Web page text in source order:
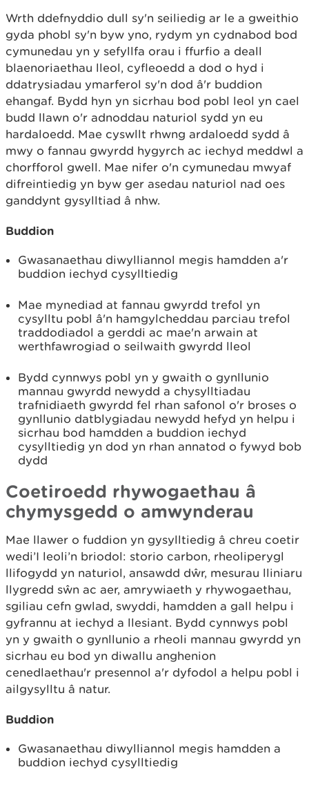
Wrth ddefnyddio dull sy'n seiliedig ar le a gweithio
gyda phobl sy'n byw yno, rydym yn cydnabod bod
cymunedau yn y sefyllfa orau i ffurfio a deall
blaenoriaethau lleol, cyfleoedd a dod o hyd i
ddatrysiadau ymarferol sy'n dod â'r buddion
ehangaf. Bydd hyn yn sicrhau bod pobl leol yn cael
budd llawn o'r adnoddau naturiol sydd yn eu
hardaloedd. Mae cyswllt rhwng ardaloedd sydd â
mwy o fannau gwyrdd hygyrch ac iechyd meddwl a
chorfforol gwell. Mae nifer o'n cymunedau mwyaf
difreintiedig yn byw ger asedau naturiol nad oes
ganddynt gysylltiad â nhw.
Buddion
Gwasanaethau diwylliannol megis hamdden a'r
buddion iechyd cysylltiedig
Mae mynediad at fannau gwyrdd trefol yn
cysylltu pobl â'n hamgylcheddau parciau trefol
traddodiadol a gerddi ac mae'n arwain at
werthfawrogiad o seilwaith gwyrdd lleol
Bydd cynnwys pobl yn y gwaith o gynllunio
mannau gwyrdd newydd a chysylltiadau
trafnidiaeth gwyrdd fel rhan safonol o'r broses o
gynllunio datblygiadau newydd hefyd yn helpu i
sicrhau bod hamdden a buddion iechyd
cysylltiedig yn dod yn rhan annatod o fywyd bob
dydd
Coetiroedd rhywogaethau â
chymysgedd o amwynderau
Mae llawer o fuddion yn gysylltiedig â chreu coetir
wedi’I leoli’n briodol: storio carbon, rheoliperygl
llifogydd yn naturiol, ansawdd dŵr, mesurau lliniaru
llygredd sŵn ac aer, amrywiaeth y rhywogaethau,
sgiliau cefn gwlad, swyddi, hamdden a gall helpu i
gyfrannu at iechyd a llesiant. Bydd cynnwys pobl
yn y gwaith o gynllunio a rheoli mannau gwyrdd yn
sicrhau eu bod yn diwallu anghenion
cenedlaethau'r presennol a'r dyfodol a helpu pobl i
ailgysylltu â natur.
Buddion
Gwasanaethau diwylliannol megis hamdden a
buddion iechyd cysylltiedig